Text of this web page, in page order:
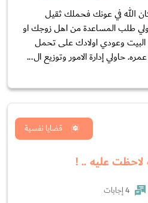
الله في عونك فحملك ثقيل
طلب المساعدة من اهل زوجك او
وعودي اولادك على تحمل
حاولي إدارة الامور وتوزيع ال...
قضايا نفسية
4 إجابات